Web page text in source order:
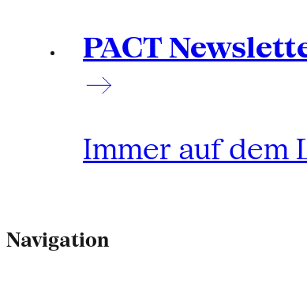
PACT
Immer auf dem
Navigation